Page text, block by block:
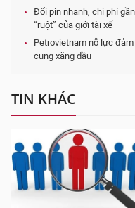
Đổi pin nhanh, chi phí
“ruột” của giới tài xế
Petrovietnam nỗ lực
cung xăng dầu
TIN KHÁC